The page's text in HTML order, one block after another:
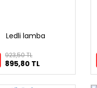
Ledli lamba
895,80 TL
923,50 TL